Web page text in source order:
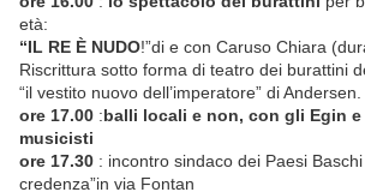
età:
“IL RE È NUDO!”di e con Caruso Chiara
Riscrittura sotto forma di teatro dei burattini
“il vestito nuovo dell’imperatore” di Andersen.
ore 17.00 :balli locali e non, con gli Egin
musicisti
ore 17.30 : incontro sindaco dei Paesi
credenza”in via Fontan